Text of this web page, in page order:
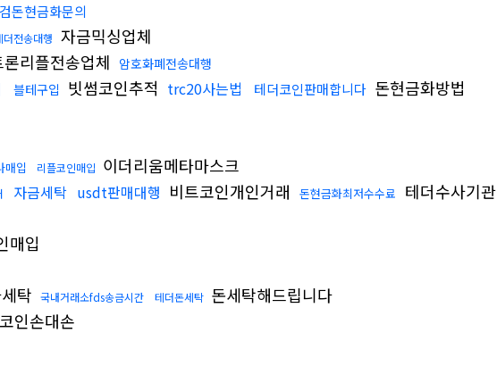
검돈현금화문의
전송대행 자금믹싱업체
론리플전송업체 암호화폐전송대행
블테구입 빗썸코인추적 trc20사는법 테더코인판매합니다 돈현금화방법
매입 리플코인매입 이더리움메타마스크
자금세탁 usdt판매대행 비트코인개인거래 돈현금화최저수수료 테더수사기관
매입
탁 국내거래소fds송금시간 테더돈세탁 돈세탁해드립니다
인손대손